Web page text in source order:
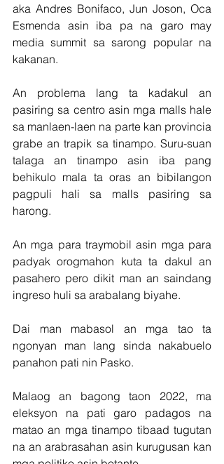
aka Andres Bonifaco, Jun Joson, Oca
Esmenda asin iba pa na garo may
media summit sa sarong popular na
kakanan.
An problema lang ta kadakul an
pasiring sa centro asin mga malls hale
sa manlaen-laen na parte kan provincia
grabe an trapik sa tinampo. Suru-suan
talaga an tinampo asin iba pang
behikulo mala ta oras an bibilangon
pagpuli hali sa malls pasiring sa
harong.
An mga para traymobil asin mga para
padyak orogmahon kuta ta dakul an
pasahero pero dikit man an saindang
ingreso huli sa arabalang biyahe.
Dai man mabasol an mga tao ta
ngonyan man lang sinda nakabuelo
panahon pati nin Pasko.
Malaog an bagong taon 2022, ma
eleksyon na pati garo padagos na
matao an mga tinampo tibaad tugutan
na an arabrasahan asin kurugusan kan